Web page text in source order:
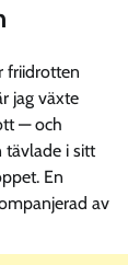
friidrotten
jag växte
— och
tävlade i sitt
En
av